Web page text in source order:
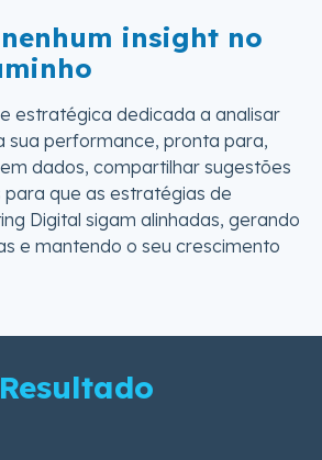
insight no
estratégica dedicada a analisar
sua performance, pronta para,
dados, compartilhar sugestões
que as estratégias de
Digital sigam alinhadas, gerando
e mantendo o seu crescimento
Resultado